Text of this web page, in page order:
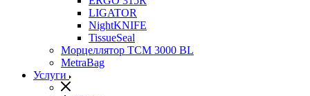
LIGATOR
NightKNIFE
TissueSeal
Морцеллятор ТСМ 3000 BL
MetraBag
Услуги